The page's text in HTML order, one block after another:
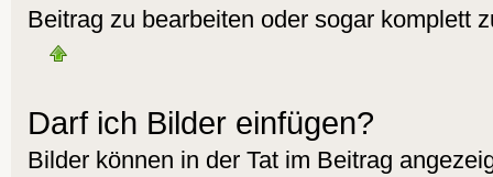
Beitrag zu bearbeiten oder sogar komplett
Darf ich Bilder einfügen?
Bilder können in der Tat im Beitrag